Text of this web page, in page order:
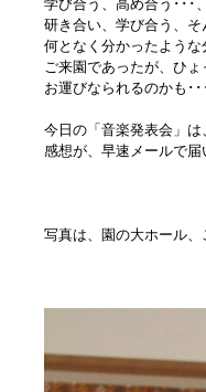
研き合い、学び合う、
何となく分かったよう
ご来園であったが、ひ
お運びなられるのかも･･･
今日の「音楽発表会」
感想が、早速メールで届
写真は、園の大ホール